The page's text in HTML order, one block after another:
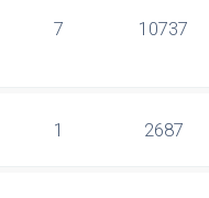
7 10737
1 2687